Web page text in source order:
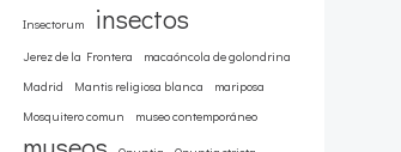
Insectorum insectos
Jerez de la Frontera
macaóncola de golondrina
Madrid
Mantis religiosa blanca
mariposa
Mosquitero comun
museo contemporáneo